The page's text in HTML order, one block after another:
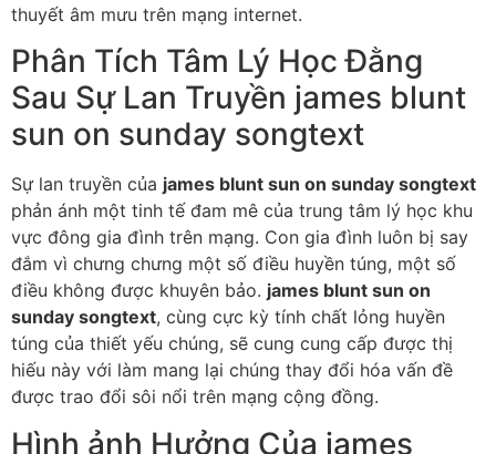
thuyết âm mưu trên mạng internet.
Phân Tích Tâm Lý Học Đằng
Sau Sự Lan Truyền james blunt
sun on sunday songtext
Sự lan truyền của james blunt sun on sunday songtext
phản ánh một tinh tế đam mê của trung tâm lý học khu
vực đông gia đình trên mạng. Con gia đình luôn bị say
đắm vì chưng chưng một số điều huyền túng, một số
điều không được khuyên bảo. james blunt sun on
sunday songtext, cùng cực kỳ tính chất lỏng huyền
túng của thiết yếu chúng, sẽ cung cung cấp được thị
hiếu này với làm mang lại chúng thay đổi hóa vấn đề
được trao đổi sôi nổi trên mạng cộng đồng.
Hình ảnh Hưởng Của james